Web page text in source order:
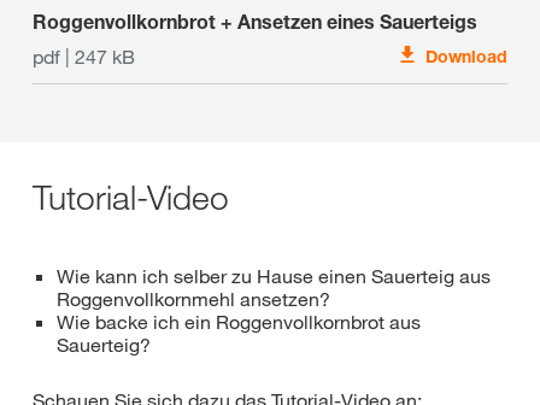
Roggenvollkornbrot + Ansetzen eines Sauerteigs
pdf | 247 kB
Download
Tutorial-Video
Wie kann ich selber zu Hause einen Sauerteig aus
Roggenvollkornmehl ansetzen?
Wie backe ich ein Roggenvollkornbrot aus
Sauerteig?